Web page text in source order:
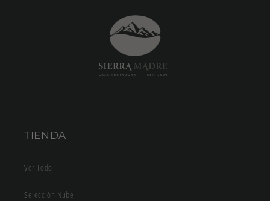
TIENDA
Ver Todo
Selección Nube